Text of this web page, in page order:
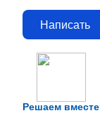
Решаем вместе
Написать